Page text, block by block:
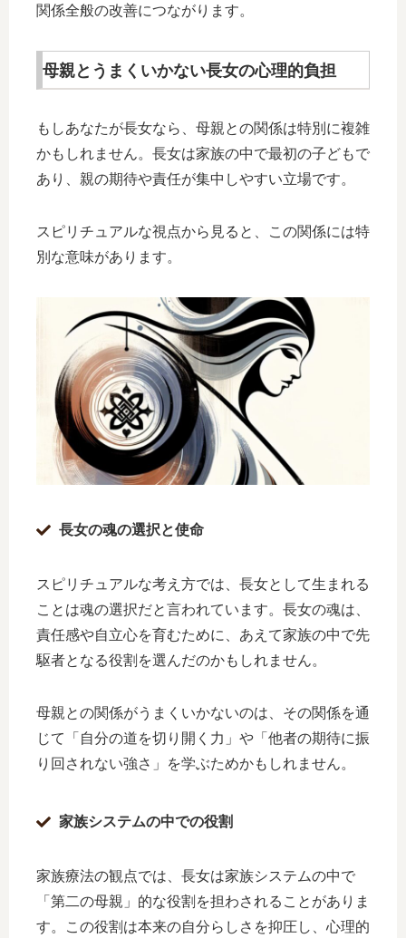
関係全般の改善につながります。
母親とうまくいかない長女の心理的負担
もしあなたが長女なら、母親との関係は特別に複雑
かもしれません。長女は家族の中で最初の子どもで
あり、親の期待や責任が集中しやすい立場です。
スピリチュアルな視点から見ると、この関係には特
別な意味があります。
長女の魂の選択と使命
スピリチュアルな考え方では、長女として生まれる
ことは魂の選択だと言われています。長女の魂は、
責任感や自立心を育むために、あえて家族の中で先
駆者となる役割を選んだのかもしれません。
母親との関係がうまくいかないのは、その関係を通
じて「自分の道を切り開く力」や「他者の期待に振
り回されない強さ」を学ぶためかもしれません。
家族システムの中での役割
家族療法の観点では、長女は家族システムの中で
「第二の母親」的な役割を担わされることがありま
す。この役割は本来の自分らしさを抑圧し、心理的